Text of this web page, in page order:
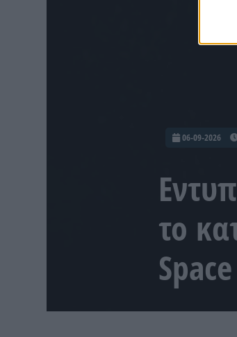
06-09-2026
το